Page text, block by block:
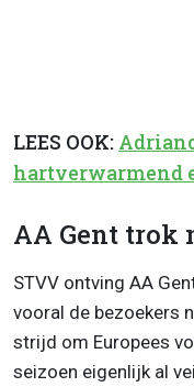
LEES OOK:
hartverwarmend
AA Gent trok
STVV ontving AA
vooral de bezoekers
strijd om Europees
seizoen eigenlijk al